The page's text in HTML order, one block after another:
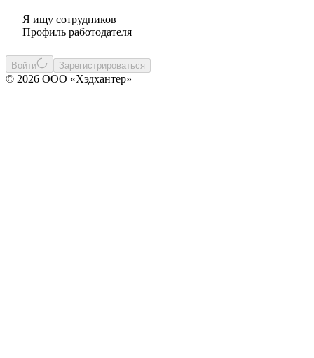
Я ищу сотрудников
Профиль работодателя
Войти Зарегистрироваться
© 2026 ООО «Хэдхантер»